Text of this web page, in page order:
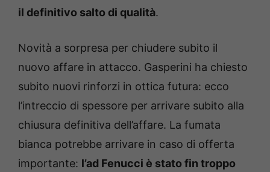
il definitivo salto di qualità.
Novità a sorpresa per chiudere subito il
nuovo affare in attacco. Gasperini ha chiesto
subito nuovi rinforzi in ottica futura: ecco
l’intreccio di spessore per arrivare subito alla
chiusura definitiva dell’affare. La fumata
bianca potrebbe arrivare in caso di offerta
importante: l’ad Fenucci è stato fin troppo